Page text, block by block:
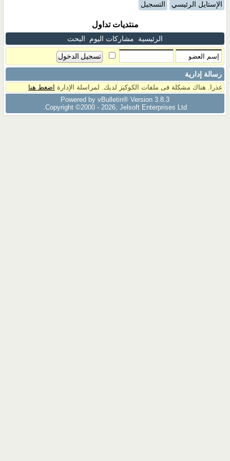
الإستايل الرئيسي التسجيل
منتديات تداول
الرئيسية مشاركات اليوم البحث
رسالة إدارية
عذرا. هناك مشكلة فى ملفات الكوكيز لديك. لمراسلة الإدارة اضغط هنا
Powered by vBulletin® Version 3.8.3
Copyright ©2000 - 2026, Jelsoft Enterprises Ltd.